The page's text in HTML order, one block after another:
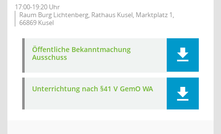
17:00-19:20 Uhr
Raum Burg Lichtenberg, Rathaus Kusel, Marktplatz 1,
66869 Kusel
Öffentliche Bekanntmachung
Ausschuss
Unterrichtung nach §41 V GemO WA